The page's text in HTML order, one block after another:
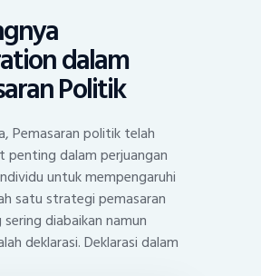
dalam
Politik
Pemasaran politik telah
penting dalam perjuangan
untuk mempengaruhi
satu strategi pemasaran
diabaikan namun
deklarasi. Deklarasi dalam